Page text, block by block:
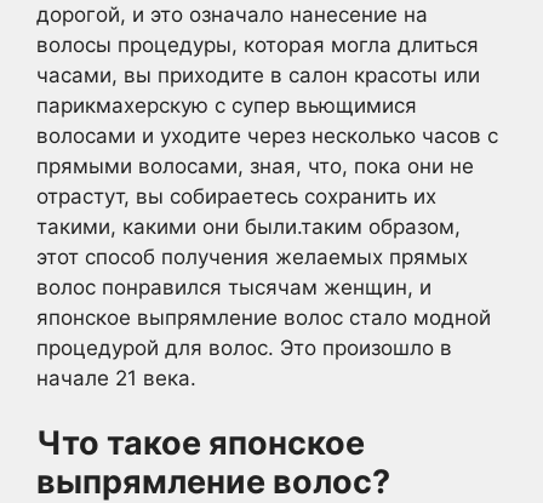
дорогой, и это означало нанесение на
волосы процедуры, которая могла длиться
часами, вы приходите в салон красоты или
парикмахерскую с супер вьющимися
волосами и уходите через несколько часов с
прямыми волосами, зная, что, пока они не
отрастут, вы собираетесь сохранить их
такими, какими они были.таким образом,
этот способ получения желаемых прямых
волос понравился тысячам женщин, и
японское выпрямление волос стало модной
процедурой для волос. Это произошло в
начале 21 века.
Что такое японское
выпрямление волос?